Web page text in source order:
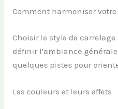
Comment harmoniser
Choisir le style de carrelage
définir l’ambiance
quelques pistes pour
Les couleurs et leurs effets